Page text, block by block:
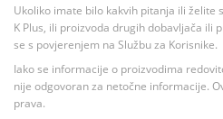
Ukoliko imate bilo kakvih pitanja ili želite
K Plus, ili proizvoda drugih dobavljača ili
se s povjerenjem na Službu za Korisnike.
Iako se informacije o proizvodima
nije odgovoran za netočne informacije.
prava.